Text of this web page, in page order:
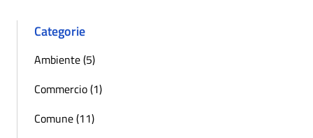
Categorie
Ambiente (5)
Commercio (1)
Comune (11)